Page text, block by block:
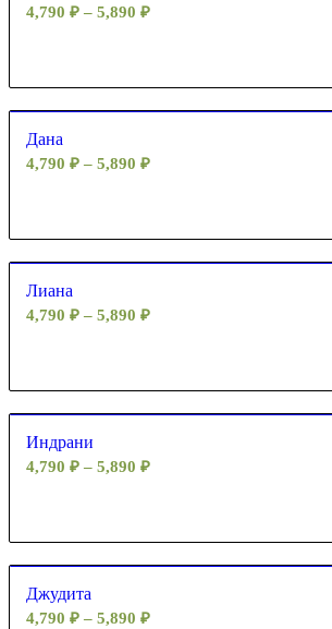
4,790 ₽ – 5,890 ₽
Дана
4,790 ₽ – 5,890 ₽
Лиана
4,790 ₽ – 5,890 ₽
Индрани
4,790 ₽ – 5,890 ₽
Джудита
4,790 ₽ – 5,890 ₽